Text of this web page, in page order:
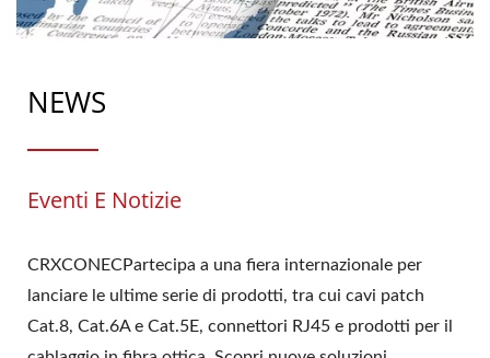
NEWS
Eventi E Notizie
CRXCONECPartecipa a una fiera internazionale per
lanciare le ultime serie di prodotti, tra cui cavi patch
Cat.8, Cat.6A e Cat.5E, connettori RJ45 e prodotti per il